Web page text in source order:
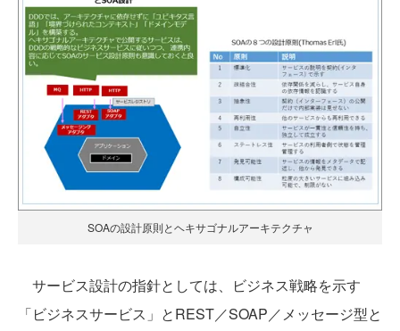
SOAの設計原則とヘキサゴナルアーキテクチャ
サービス設計の指針としては、ビジネス戦略を示す
「ビジネスサービス」とREST／SOAP／メッセージ型と